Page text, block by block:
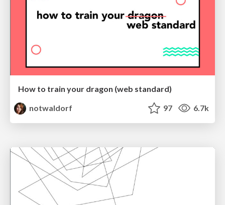
How to train your dragon (web standard)
notwaldorf
97 6.7k